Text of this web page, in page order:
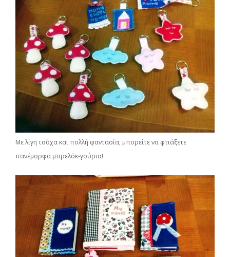
Με λίγη τσόχα και πολλή φαντασία, μπορείτε να φτιάξετε
πανέμορφα μπρελόκ-γούρια!